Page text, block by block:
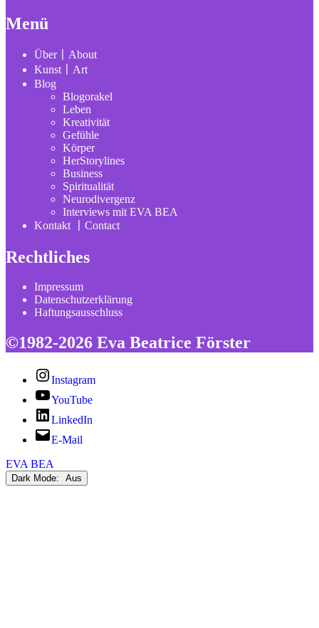
Menü
Über〡About
Kunst〡Art
Blog
Blogorakel
Leben
Kreativität
Gefühle
Körper
HerStorylines
Business
Spiritualität
Neurodivergenz
Interviews mit EVA BEA
Kontakt 〡Contact
Rechtliches
Impressum
Datenschutzerklärung
Haftungsausschluss
©1982-2026 Eva Beatrice Förster
Instagram
YouTube
LinkedIn
E-Mail
EVA BEA
Dark Mode: